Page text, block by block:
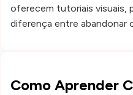
oferecem tutoriais visuais,
diferença entre abandonar
Como Aprender